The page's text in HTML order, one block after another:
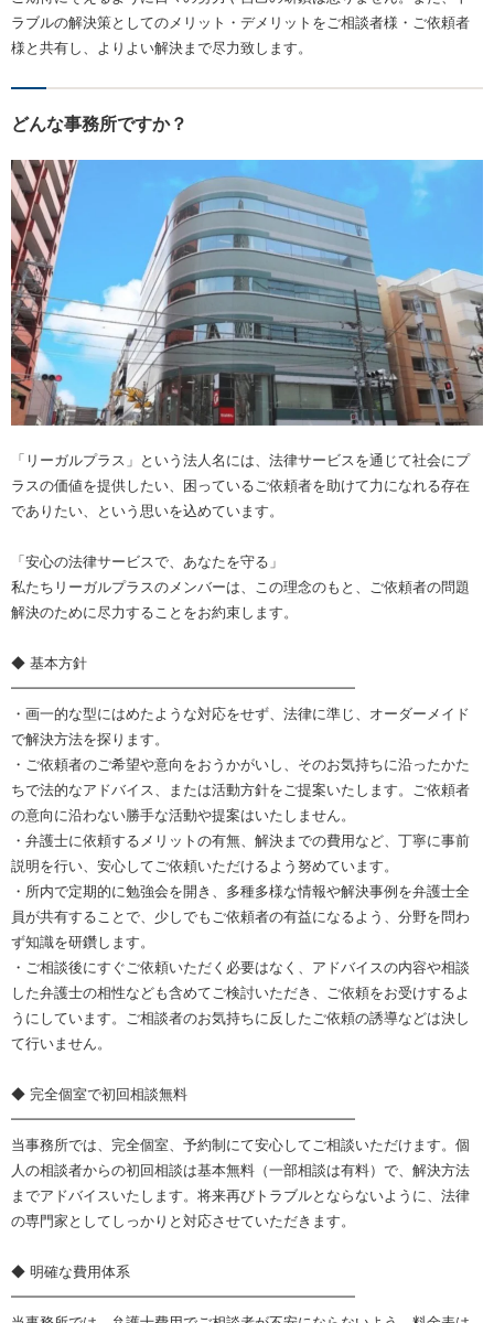
ラブルの解決策としてのメリット・デメリットをご相談者様・ご依頼者
様と共有し、よりよい解決まで尽力致します。
どんな事務所ですか？
「リーガルプラス」という法人名には、法律サービスを通じて社会にプ
ラスの価値を提供したい、困っているご依頼者を助けて力になれる存在
でありたい、という思いを込めています。
「安心の法律サービスで、あなたを守る」
私たちリーガルプラスのメンバーは、この理念のもと、ご依頼者の問題
解決のために尽力することをお約束します。
◆ 基本方針
━━━━━━━━━━━━━━━━━━━━━━━━
・画一的な型にはめたような対応をせず、法律に準じ、オーダーメイド
で解決方法を探ります。
・ご依頼者のご希望や意向をおうかがいし、そのお気持ちに沿ったかた
ちで法的なアドバイス、または活動方針をご提案いたします。ご依頼者
の意向に沿わない勝手な活動や提案はいたしません。
・弁護士に依頼するメリットの有無、解決までの費用など、丁寧に事前
説明を行い、安心してご依頼いただけるよう努めています。
・所内で定期的に勉強会を開き、多種多様な情報や解決事例を弁護士全
員が共有することで、少しでもご依頼者の有益になるよう、分野を問わ
ず知識を研鑽します。
・ご相談後にすぐご依頼いただく必要はなく、アドバイスの内容や相談
した弁護士の相性なども含めてご検討いただき、ご依頼をお受けするよ
うにしています。ご相談者のお気持ちに反したご依頼の誘導などは決し
て行いません。
◆ 完全個室で初回相談無料
━━━━━━━━━━━━━━━━━━━━━━━━
当事務所では、完全個室、予約制にて安心してご相談いただけます。個
人の相談者からの初回相談は基本無料（一部相談は有料）で、解決方法
までアドバイスいたします。将来再びトラブルとならないように、法律
の専門家としてしっかりと対応させていただきます。
◆ 明確な費用体系
━━━━━━━━━━━━━━━━━━━━━━━━